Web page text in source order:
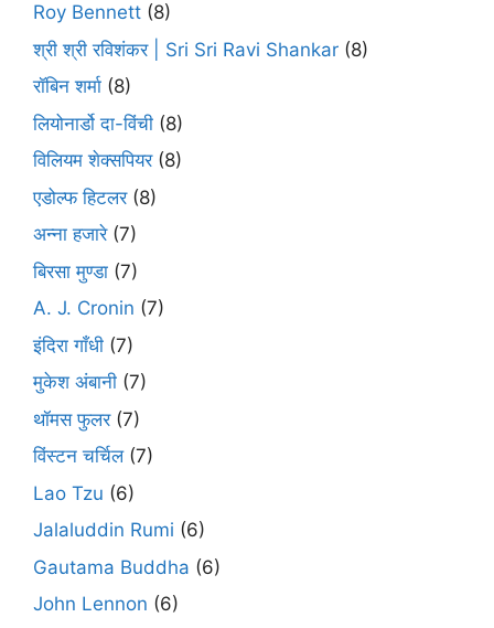
Roy Bennett (8)
श्री श्री रविशंकर | Sri Sri Ravi Shankar (8)
रॉबिन शर्मा (8)
लियोनार्डो दा-विंची (8)
विलियम शेक्सपियर(8)
एडोल्फ हिटलर(8)
अन्ना हजारे(7)
बिरसा मुण्डा (7)
A. J. Cronin (7)
इंदिरा गाँधी (7)
मुकेश अंबानी (7)
थॉमस फुलर(7)
विंस्टन चर्चिल(7)
Lao Tzu (6)
Jalaluddin Rumi (6)
Gautama Buddha (6)
John Lennon (6)